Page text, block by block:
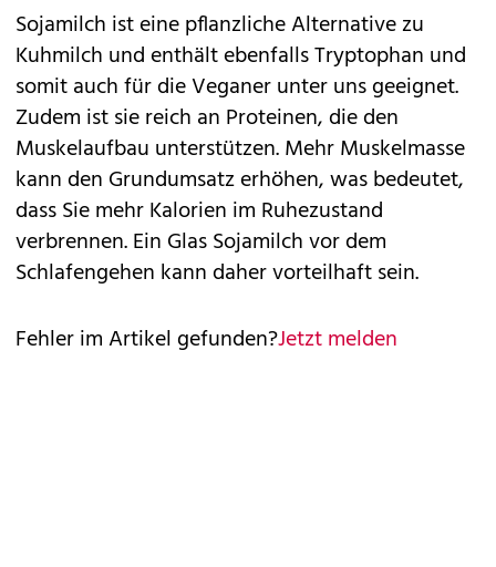
Sojamilch ist eine pflanzliche Alternative zu
Kuhmilch und enthält ebenfalls Tryptophan und
somit auch für die Veganer unter uns geeignet.
Zudem ist sie reich an Proteinen, die den
Muskelaufbau unterstützen. Mehr Muskelmasse
kann den Grundumsatz erhöhen, was bedeutet,
dass Sie mehr Kalorien im Ruhezustand
verbrennen. Ein Glas Sojamilch vor dem
Schlafengehen kann daher vorteilhaft sein.
Fehler im Artikel gefunden?Jetzt melden